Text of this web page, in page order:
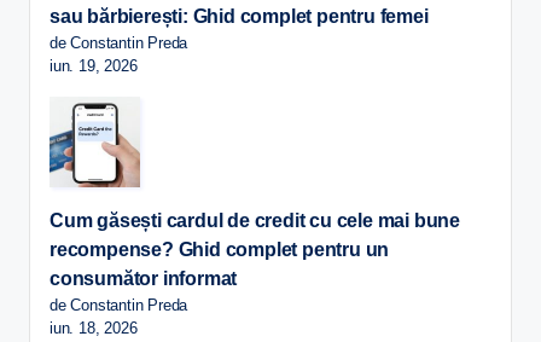
sau bărbierești: Ghid complet pentru femei
de Constantin Preda
iun. 19, 2026
Cum găsești cardul de credit cu cele mai bune
recompense? Ghid complet pentru un
consumător informat
de Constantin Preda
iun. 18, 2026